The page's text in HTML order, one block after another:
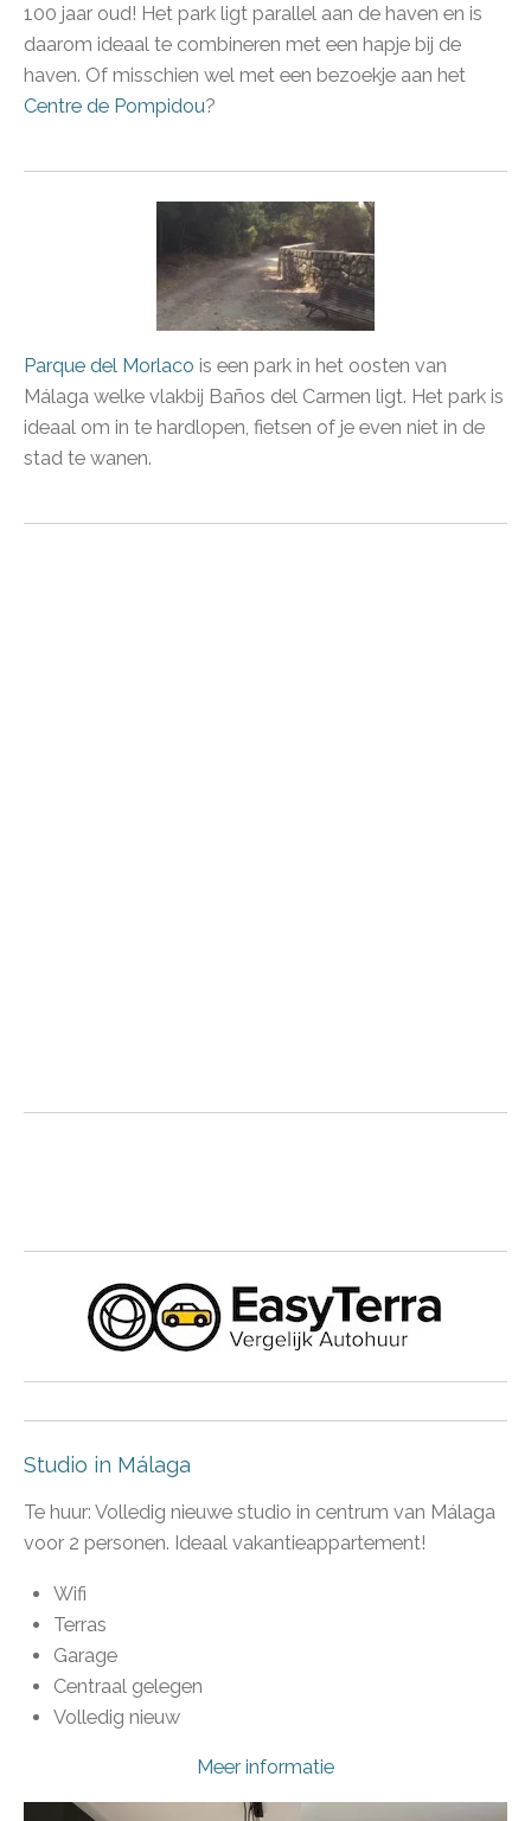
100 jaar oud! Het park ligt parallel aan de haven en is
daarom ideaal te combineren met een hapje bij de
haven. Of misschien wel met een bezoekje aan het
Centre de Pompidou?
Parque del Morlaco is een park in het oosten van
Málaga welke vlakbij Baños del Carmen ligt. Het park is
ideaal om in te hardlopen, fietsen of je even niet in de
stad te wanen.
Studio in Málaga
Te huur: Volledig nieuwe studio in centrum van Málaga
voor 2 personen. Ideaal vakantieappartement!
Wifi
Terras
Garage
Centraal gelegen
Volledig nieuw
Meer informatie